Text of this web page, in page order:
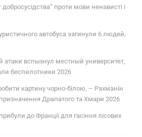
проти мови ненависті і
автобуса загинули 6 людей,
атаки вспыхнул местный университет,
беспилотники 2026
картину чорно-білою, – Рахманін
Драпатого та Хмари 2026
до Франції для гасіння лісових